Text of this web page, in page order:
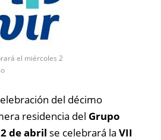
el miércoles 2
del décimo
residencia del Grupo
2 de abril se celebrará la VII